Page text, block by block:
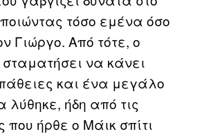
τόσο εμένα όσο
Γιώργο. Από τότε, ο
να κάνει
και ένα μεγάλο
λύθηκε, ήδη από τις
ήρθε ο Μάικ σπίτι